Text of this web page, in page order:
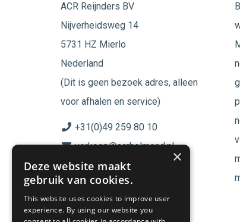
ACR Reijnders BV
Nijverheidsweg 14
5731 HZ Mierlo
Nederland
(Dit is geen bezoek adres, alleen
voor afhalen en service)
+31(0)49 259 80 10
verkoop@acrhelmond.nl
KvK nummer: 17025674
Volg ons op
×
Deze website maakt
gebruik van cookies.
This website uses cookies to improve user
experience. By using our website you